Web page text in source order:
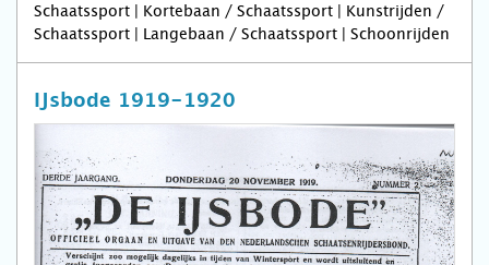
Schaatssport | Kortebaan / Schaatssport | Kunstrijden /
Schaatssport | Langebaan / Schaatssport | Schoonrijden
IJsbode 1919-1920